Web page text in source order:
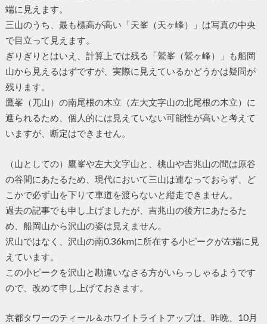
端に見えます。
三山のうち、最も標高が高い「天峯（天ヶ峰）」は写真の中央
で目立って見えます。
ぎりぎりとはいえ、計算上では残る「鷲峯（鷲ヶ峰）」も船岡
山から見えるはずですが、実際に見えているかどうかは疑問が
残ります。
鷹峯（兀山）の南尾根の木立（左大文字山の北尾根の木立）に
遮られるため、個人的には見えていない可能性が高いと考えて
いますが、断定はできません。
（山としての）鷹峯や左大文字山と、桃山や吉兆山の間は原谷
の谷間にあたるため、現代において三山は連なっておらず、ど
こかで必ず山を下りて車道を渡らないと縦走できません。
過去の記事でも申し上げましたが、吉兆山の後方にあたるた
め、船岡山から沢山の姿は見えません。
沢山ではなく、沢山の南0.36kmに所在する小ピークが左端に見
えています。
この小ピークを沢山と勘違いなさる方がいらっしゃるようです
ので、改めて申し上げておきます。
京都タワーのティール＆ホワイトライトアップは、昨晩、10月